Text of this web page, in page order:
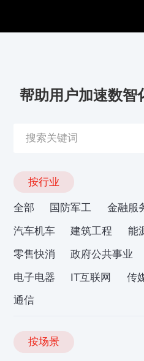
帮助用户加速数智
按行业
全部 国防军工 金融服
汽车机车
建筑工程 能
零售快消
政府公共事业
电子电器
IT互联网 传
通信
按场景